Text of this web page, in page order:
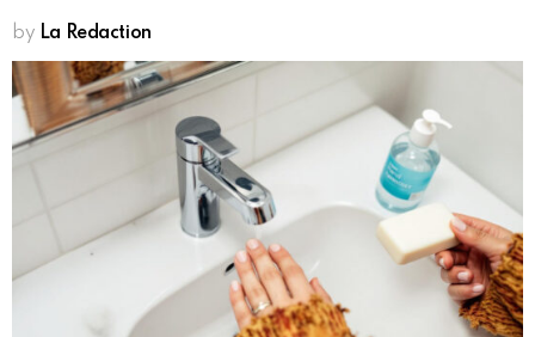
by La Redaction